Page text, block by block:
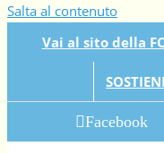
Salta al contenuto
Vai al sito della
Facebook